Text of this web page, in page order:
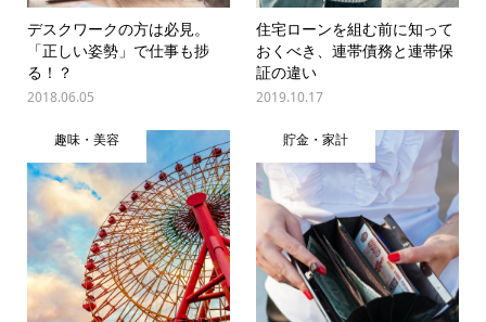
デスクワークの方は必見。
「正しい姿勢」で仕事も捗
る！？
2018.06.05
住宅ローンを組む前に知って
おくべき、連帯債務と連帯保
証の違い
2019.10.17
趣味・美容 貯金・家計